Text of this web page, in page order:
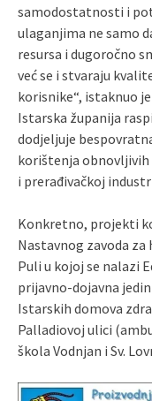
samodostatnosti i
ulaganjima ne samo
resursa i dugoročno
već se i stvaraju
korisnike“, istaknuo
Istarska županija
dodjeljuje
korištenja obnovljivih
i prerađivačkoj
Konkretno, projekti
Nastavnog zavoda
Puli u kojoj se nalazi
prijavno-dojavna
Istarskih domova
Palladiovoj ulici
škola Vodnjan i Sv.